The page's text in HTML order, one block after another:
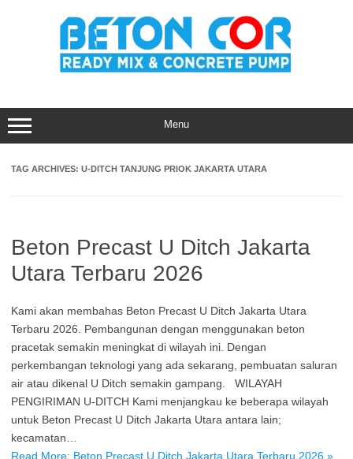
Menu
TAG ARCHIVES: U-DITCH TANJUNG PRIOK JAKARTA UTARA
Beton Precast U Ditch Jakarta
Utara Terbaru 2026
Kami akan membahas Beton Precast U Ditch Jakarta Utara
Terbaru 2026. Pembangunan dengan menggunakan beton
pracetak semakin meningkat di wilayah ini. Dengan
perkembangan teknologi yang ada sekarang, pembuatan saluran
air atau dikenal U Ditch semakin gampang. WILAYAH
PENGIRIMAN U-DITCH Kami menjangkau ke beberapa wilayah
untuk Beton Precast U Ditch Jakarta Utara antara lain;
kecamatan…
Read More: Beton Precast U Ditch Jakarta Utara Terbaru 2026 »